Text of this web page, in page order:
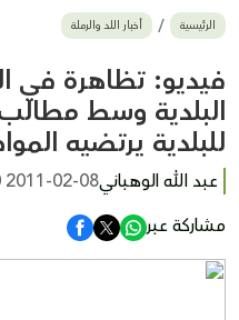
بيع وشراء
أخبار القدس
وفيات
المزيد
الرئيسية أخبار اللد والرملة
فيديو: تظاهرة في
البلدية وسط
للبلدية يرتضيه
عبد الله الوهباني2011-02-08 09:31:00
مشاركة عبر